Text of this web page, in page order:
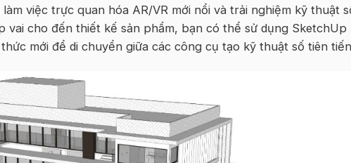
việc trực quan hóa AR/VR mới nổi và trải nghiệm kỹ thuật
vai cho đến thiết kế sản phẩm, bạn có thể sử dụng SketchUp
mới để di chuyển giữa các công cụ tạo kỹ thuật số tiên